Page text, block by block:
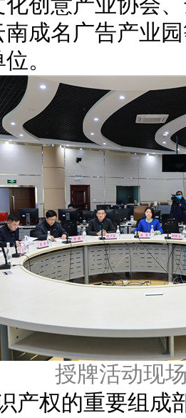
创意产业协会
成名广告产业
。
授牌活动现
产权的重要组成